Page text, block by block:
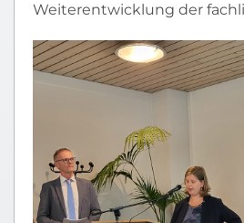
Weiterentwicklung der